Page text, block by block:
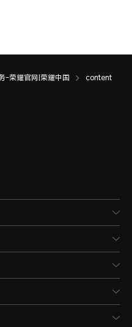
-荣耀官网|荣耀中国 content